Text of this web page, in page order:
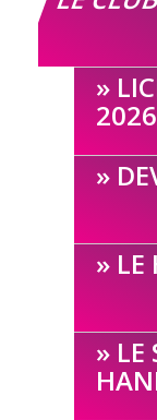
LE
LE